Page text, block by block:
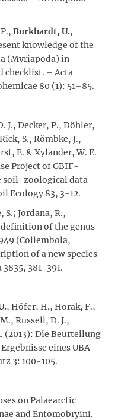
Burkhardt, U.,
knowledge of the
(Myriapoda) in
checklist. – Acta
80 (1): 51–85.
J., Decker, P., Döhler,
S., Römbke, J.,
E. & Xylander, W. E.
Project of GBIF-
soil-zoological data
Ecology 83, 3-12.
Jordana, R.,
of the genus
(Collembola,
of a new species
381-391.
, Höfer, H., Horak, F.,
Russell, D. J.,
(2013): Die Beurteilung
eines UBA-
3: 100-105.
on Palaearctic
and Entomobryini.